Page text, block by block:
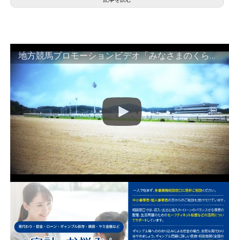
地方競馬プロモーションビデオ「みなさまのくらしのために」30秒篇｜NAR公式